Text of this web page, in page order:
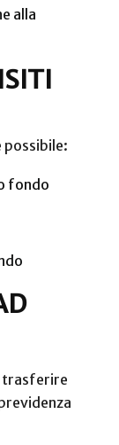
alla
possibile:
fondo
trasferire